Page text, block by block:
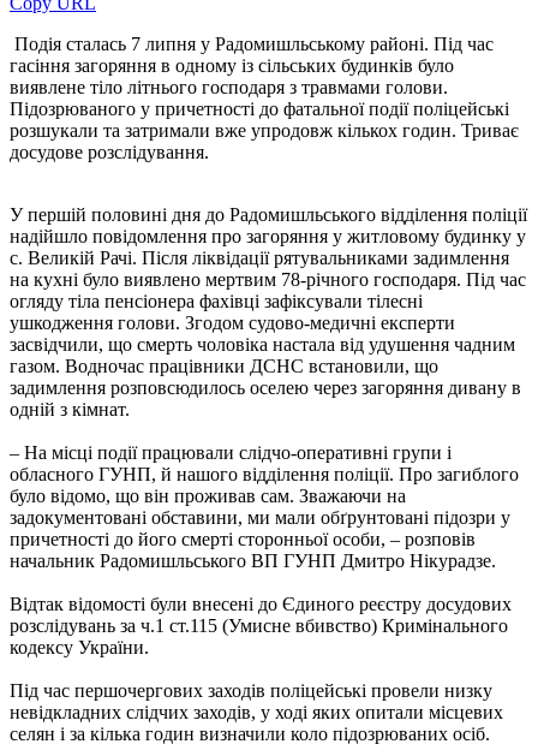
Подія сталась 7 липня у Радомишльському районі. Під час
гасіння загоряння в одному із сільських будинків було
виявлене тіло літнього господаря з травмами голови.
Підозрюваного у причетності до фатальної події поліцейські
розшукали та затримали вже упродовж кількох годин. Триває
досудове розслідування.
У першій половині дня до Радомишльського відділення поліції
надійшло повідомлення про загоряння у житловому будинку у
с. Великій Рачі. Після ліквідації рятувальниками задимлення
на кухні було виявлено мертвим 78-річного господаря. Під час
огляду тіла пенсіонера фахівці зафіксували тілесні
ушкодження голови. Згодом судово-медичні експерти
засвідчили, що смерть чоловіка настала від удушення чадним
газом. Водночас працівники ДСНС встановили, що
задимлення розповсюдилось оселею через загоряння дивану в
одній з кімнат.
– На місці події працювали слідчо-оперативні групи і
обласного ГУНП, й нашого відділення поліції. Про загиблого
було відомо, що він проживав сам. Зважаючи на
задокументовані обставини, ми мали обґрунтовані підозри у
причетності до його смерті сторонньої особи, – розповів
начальник Радомишльського ВП ГУНП Дмитро Нікурадзе.
Відтак відомості були внесені до Єдиного реєстру досудових
розслідувань за ч.1 ст.115 (Умисне вбивство) Кримінального
кодексу України.
Під час першочергових заходів поліцейські провели низку
невідкладних слідчих заходів, у ході яких опитали місцевих
селян і за кілька годин визначили коло підозрюваних осіб.